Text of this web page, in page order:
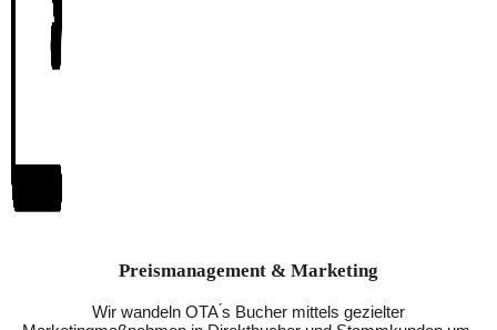
Preismanagement & Marketing
Wir wandeln OTA ́s Bucher mittels gezielter